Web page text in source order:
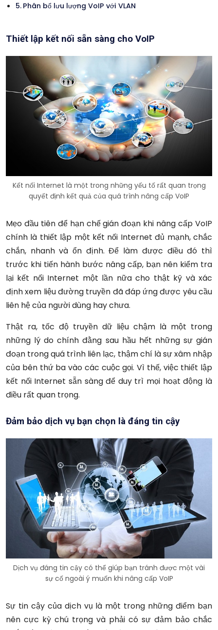
Phân bổ lưu lượng VoIP với VLAN
Thiết lập kết nối sẵn sàng cho VoIP
Kết nối Internet là một trong những yếu tố rất quan trọng
quyết định kết quả của quá trình nâng cấp VoIP
Mẹo đầu tiên để hạn chế gián đoạn khi nâng cấp VoIP
chính là thiết lập một kết nối Internet đủ mạnh, chắc
chắn, nhanh và ổn định. Để làm được điều đó thì
trước khi tiến hành bước nâng cấp, bạn nên kiểm tra
lại kết nối Internet một lần nữa cho thật kỹ và xác
định xem liệu đường truyền đã đáp ứng được yêu cầu
liên hệ của người dùng hay chưa.
Thật ra, tốc độ truyền dữ liệu chậm là một trong
những lý do chính đằng sau hầu hết những sự gián
đoạn trong quá trình liên lạc, thậm chí là sự xâm nhập
của bên thứ ba vào các cuộc gọi. Vì thế, việc thiết lập
kết nối Internet sẵn sàng để duy trì mọi hoạt động là
điều rất quan trọng.
Đảm bảo dịch vụ bạn chọn là đáng tin cậy
Dịch vụ đáng tin cậy có thể giúp bạn tránh được một vài
sự cố ngoài ý muốn khi nâng cấp VoIP
Sự tin cậy của dịch vụ là một trong những điểm bạn
nên cực kỳ chú trọng và phải có sự đảm bảo chắc